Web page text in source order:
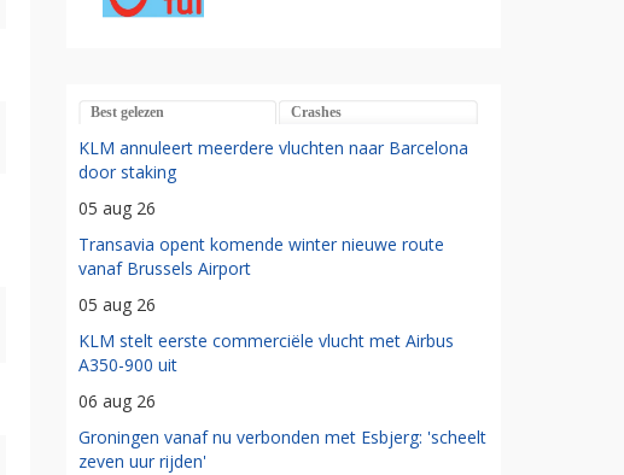
Best gelezen Crashes
KLM annuleert meerdere vluchten naar Barcelona
door staking
05 aug 26
Transavia opent komende winter nieuwe route
vanaf Brussels Airport
05 aug 26
KLM stelt eerste commerciële vlucht met Airbus
A350-900 uit
06 aug 26
Groningen vanaf nu verbonden met Esbjerg: 'scheelt
zeven uur rijden'